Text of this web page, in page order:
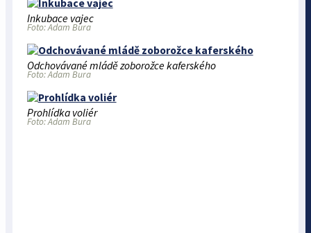
Inkubace vajec
Foto: Adam Bura
Odchovávané mládě zoborožce kaferského
Foto: Adam Bura
Prohlídka voliér
Foto: Adam Bura